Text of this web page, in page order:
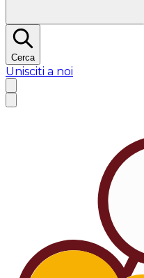
Cerca
Unisciti a noi